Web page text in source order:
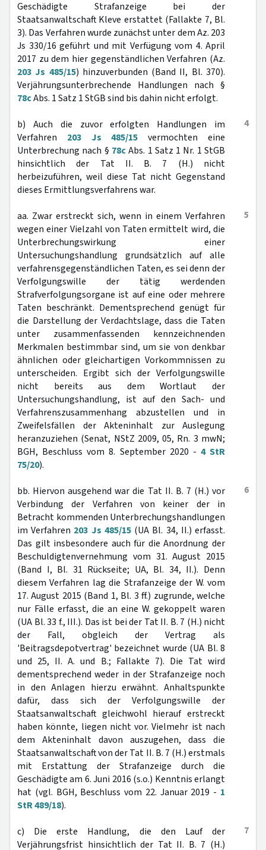
Geschädigte Strafanzeige bei der
Staatsanwaltschaft Kleve erstattet (Fallakte 7, Bl.
3). Das Verfahren wurde zunächst unter dem Az. 203
Js 330/16 geführt und mit Verfügung vom 4. April
2017 zu dem hier gegenständlichen Verfahren (Az.
203 Js 485/15) hinzuverbunden (Band II, Bl. 370).
Verjährungsunterbrechende Handlungen nach §
78cAbs. 1 Satz 1 StGB sind bis dahin nicht erfolgt.
4
b) Auch die zuvor erfolgten Handlungen im
Verfahren 203 Js 485/15 vermochten eine
Unterbrechung nach § 78cAbs. 1 Satz 1 Nr. 1 StGB
hinsichtlich der Tat II. B. 7 (H.) nicht
herbeizuführen, weil diese Tat nicht Gegenstand
dieses Ermittlungsverfahrens war.
5
aa. Zwar erstreckt sich, wenn in einem Verfahren
wegen einer Vielzahl von Taten ermittelt wird, die
Unterbrechungswirkung einer
Untersuchungshandlung grundsätzlich auf alle
verfahrensgegenständlichen Taten, es sei denn der
Verfolgungswille der tätig werdenden
Strafverfolgungsorgane ist auf eine oder mehrere
Taten beschränkt. Dementsprechend genügt für
die Darstellung der Verdachtslage, dass die Taten
unter zusammenfassenden kennzeichnenden
Merkmalen bestimmbar sind, um sie von denkbar
ähnlichen oder gleichartigen Vorkommnissen zu
unterscheiden. Ergibt sich der Verfolgungswille
nicht bereits aus dem Wortlaut der
Untersuchungshandlung, ist auf den Sach- und
Verfahrenszusammenhang abzustellen und in
Zweifelsfällen der Akteninhalt zur Auslegung
heranzuziehen (Senat, NStZ 2009, 05, Rn. 3 mwN;
BGH, Beschluss vom 8. September 2020 - 4 StR
75/20).
6
bb. Hiervon ausgehend war die Tat II. B. 7 (H.) vor
Verbindung der Verfahren von keiner der in
Betracht kommenden Unterbrechungshandlungen
im Verfahren 203 Js 485/15(UA Bl. 34, II.) erfasst.
Das gilt insbesondere auch für die Anordnung der
Beschuldigtenvernehmung vom 31. August 2015
(Band I, Bl. 31 Rückseite; UA, Bl. 34, II.). Denn
diesem Verfahren lag die Strafanzeige der W. vom
17. August 2015 (Band 1, Bl. 3 ff.) zugrunde, welche
nur Fälle erfasst, die an eine W. gekoppelt waren
(UA Bl. 33 f., III.). Das ist bei der Tat II. B. 7 (H.) nicht
der Fall, obgleich der Vertrag als
'Beitragsdepotvertrag' bezeichnet wurde (UA Bl. 8
und 25, II. A. und B.; Fallakte 7). Die Tat wird
dementsprechend weder in der Strafanzeige noch
in den Anlagen hierzu erwähnt. Anhaltspunkte
dafür, dass sich der Verfolgungswille der
Staatsanwaltschaft gleichwohl hierauf erstreckt
haben könnte, liegen nicht vor. Vielmehr ist nach
dem Akteninhalt davon auszugehen, dass die
Staatsanwaltschaft von der Tat II. B. 7 (H.) erstmals
mit Erstattung der Strafanzeige durch die
Geschädigte am 6. Juni 2016 (s.o.) Kenntnis erlangt
hat (vgl. BGH, Beschluss vom 22. Januar 2019 - 1
StR 489/18).
7
c) Die erste Handlung, die den Lauf der
Verjährungsfrist hinsichtlich der Tat II. B. 7 (H.)